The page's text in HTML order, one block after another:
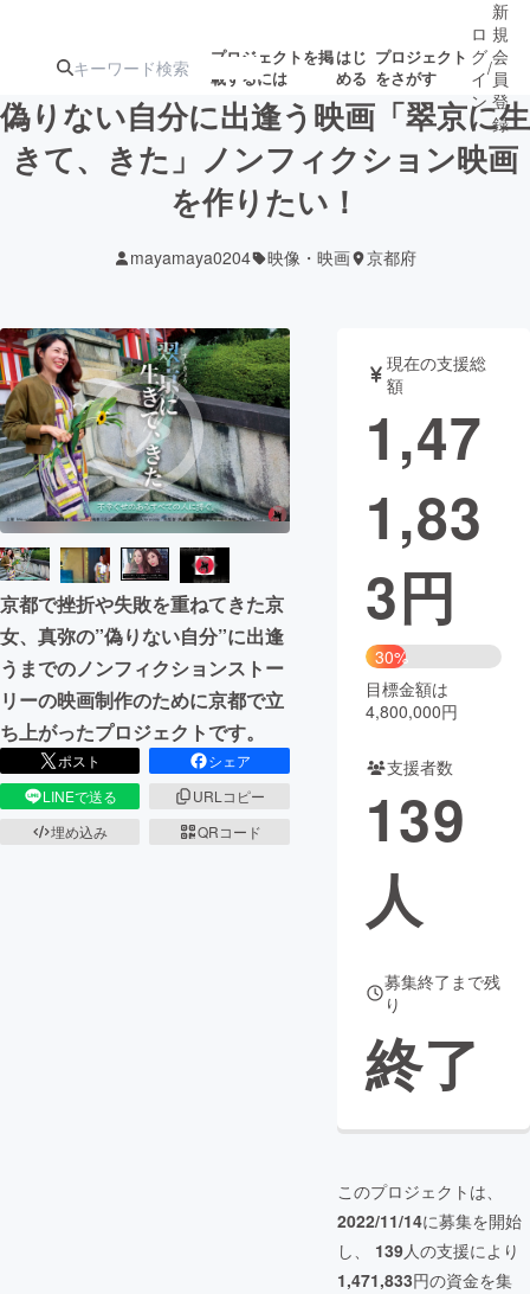
プロジェクトを掲
載するには
はじ
める
プロジェクト
をさがす
注目の新着プロ
ジェクト
募集終了が近いプ
テクノロジー・ガジェット
映像・映画 書籍・雑誌
ビジネス・起業 チャレンジ
まちづくり・地域活性化
CAMPFIRE for Social Good
CAMPFIRE Creation
CAMPFIREふるさと納税
コミュニティ
ロ
グ
イ
ン
/
新
規
会
員
登
録
偽りない自分に出逢う映画「翠京に生
きて、きた」ノンフィクション映画
を作りたい︎！
mayamaya0204 映像・映画 京都府
京都で挫折や失敗を重ねてきた京
女、真弥の”偽りない自分”に出逢
うまでのノンフィクションストー
リーの映画制作のために京都で立
ち上がったプロジェクトです。
ポスト
シェア
LINEで送る
URLコピー
埋め込み
QRコード
現在の支援総
額
1,47
1,83
3円
30%
目標金額は
4,800,000円
支援者数
139
人
募集終了まで残
り
終了
このプロジェクトは、
2022/11/14に募集を開始
し、 139人の支援により
1,471,833円の資金を集